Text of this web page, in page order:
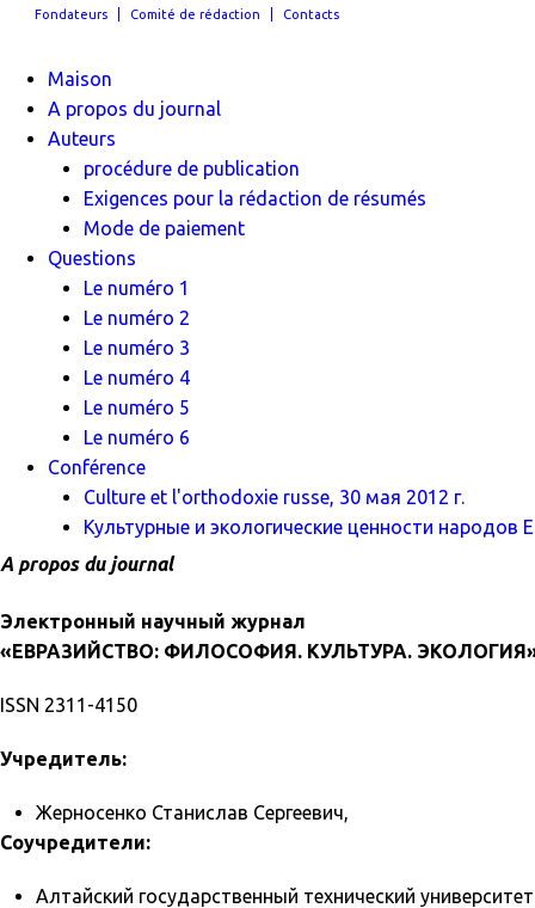
Fondateurs Comité de rédaction Contacts
Maison
A propos du journal
Auteurs
procédure de publication
Exigences pour la rédaction de résumés
Mode de paiement
Questions
Le numéro 1
Le numéro 2
Le numéro 3
Le numéro 4
Le numéro 5
Le numéro 6
Conférence
Culture et l'orthodoxie russe, 30 мая 2012 г.
Культурные и экологические ценности народов
A propos du journal
Электронный научный журнал
«ЕВРАЗИЙСТВО: ФИЛОСОФИЯ. КУЛЬТУРА.
ISSN 2311-4150
Учредитель:
Жерносенко Станислав Сергеевич,
Соучредители:
Алтайский государственный технический